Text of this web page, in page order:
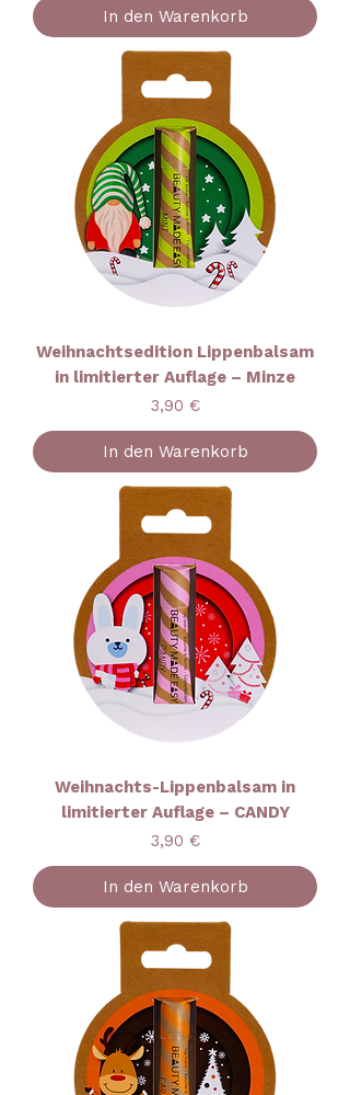
In den Warenkorb
Weihnachtsedition Lippenbalsam
in limitierter Auflage – Minze
Preis
3,90 €
In den Warenkorb
Weihnachts-Lippenbalsam in
limitierter Auflage – CANDY
Preis
3,90 €
In den Warenkorb